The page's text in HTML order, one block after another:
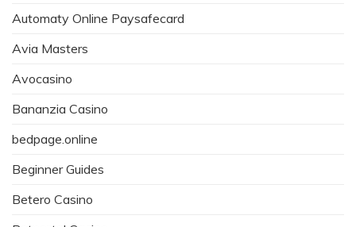
Automaty Online Paysafecard
Avia Masters
Avocasino
Bananzia Casino
bedpage.online
Beginner Guides
Betero Casino